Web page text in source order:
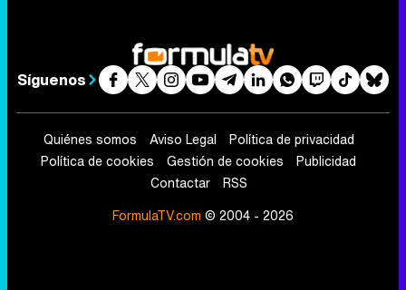
Síguenos
Quiénes somos Aviso Legal
Política de privacidad
Política de cookies
Gestión de cookies
Publicidad
Contactar
RSS
FormulaTV.com © 2004 - 2026